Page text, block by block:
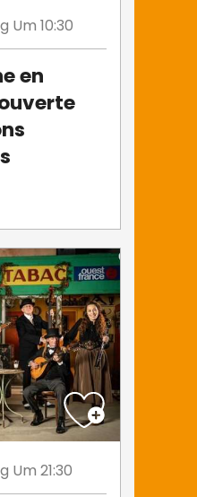
Um 10:30
en
Um 21:30